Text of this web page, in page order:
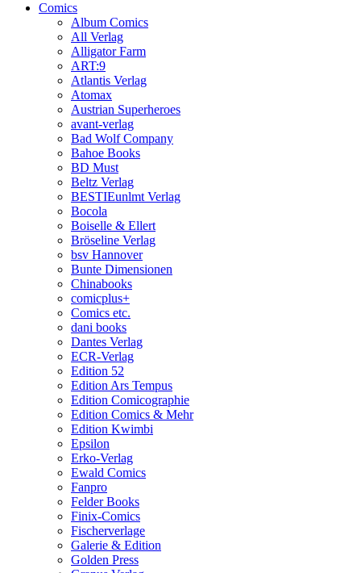
Comics
Album Comics
All Verlag
Alligator Farm
ART:9
Atlantis Verlag
Atomax
Austrian Superheroes
avant-verlag
Bad Wolf Company
Bahoe Books
BD Must
Beltz Verlag
BESTIEunlmt Verlag
Bocola
Boiselle & Ellert
Bröseline Verlag
bsv Hannover
Bunte Dimensionen
Chinabooks
comicplus+
Comics etc.
dani books
Dantes Verlag
ECR-Verlag
Edition 52
Edition Ars Tempus
Edition Comicographie
Edition Comics & Mehr
Edition Kwimbi
Epsilon
Erko-Verlag
Ewald Comics
Fanpro
Felder Books
Finix-Comics
Fischerverlage
Galerie & Edition
Golden Press